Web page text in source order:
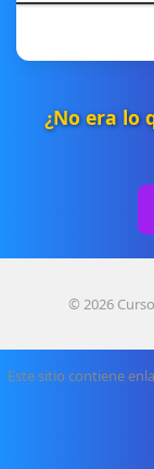
¿No era lo
© 2026
Este sitio contiene